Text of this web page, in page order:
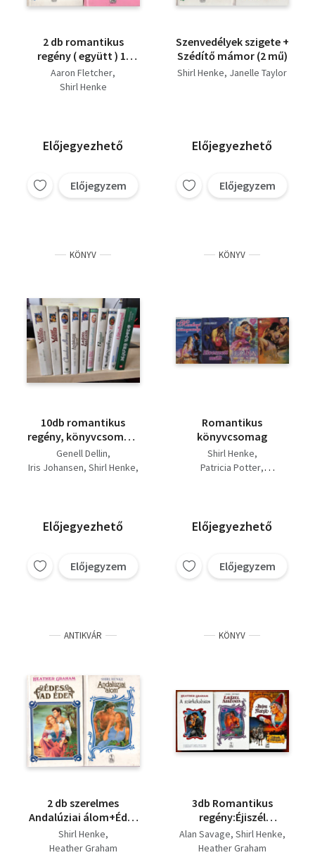
2 db romantikus
regény ( együtt ) 1.
Andalúziai álom, 2. A
kitörés
Aaron Fletcher
Shirl Henke
Előjegyezhető
Előjegyzem
Szenvedélyek szigete +
Szédítő mámor (2 mű)
Shirl Henke Janelle Taylor
Előjegyezhető
Előjegyzem
KÖNYV
10db romantikus
regény, könyvcsomag:
A szél táncosa I-II,
Cherokee alkony,
Szenvedélyek szigete,
Szárnyaló Sólyom, A
úrnője
Genell Dellin
Iris Johansen Shirl Henke
Előjegyezhető
Előjegyzem
KÖNYV
Romantikus
könyvcsomag
Shirl Henke
Patricia Potter
Előjegyezhető
Előjegyzem
ANTIKVÁR
2 db szerelmes
Andalúziai álom+Édes
vad éden
Shirl Henke
Heather Graham
KÖNYV
3db Romantikus
regény:Éjiszél
asszonya,A szürke
kabátos,Anjou Margit
Alan Savage Shirl Henke
Heather Graham